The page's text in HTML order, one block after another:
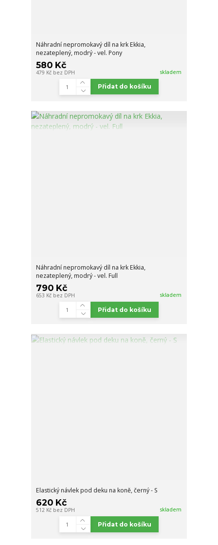
Náhradní nepromokavý díl na krk Ekkia,
nezateplený, modrý - vel. Pony
580 Kč
479 Kč bez DPH skladem
Přidat do košíku
Náhradní nepromokavý díl na krk Ekkia,
nezateplený, modrý - vel. Full
790 Kč
653 Kč bez DPH skladem
Přidat do košíku
Elastický návlek pod deku na koně, černý - S
620 Kč
512 Kč bez DPH skladem
Přidat do košíku